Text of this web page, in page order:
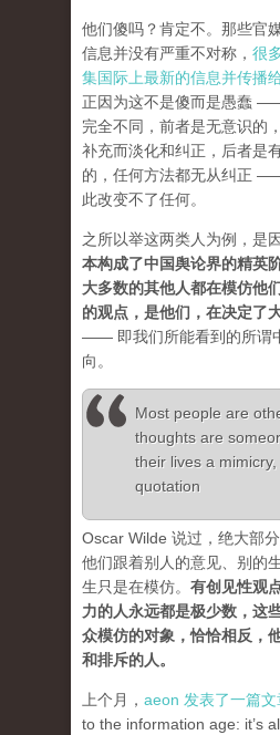
他们傻吗？肯定不。那些官
信息并没有严重不对称， 很
集国际上最新的信息并传播
正因为这不是傻而是愚蠢
完全不同，前者是无意识的
补充而淡化和纠正，后者是
的，任何方法都无从纠正
此改变不了任何。
之所以举这两类人为例，是
本构成了中国舆论界的精英
大多数的其他人都在模仿他
的观点，是他们，在决定了
—— 即我们所能看到的所谓
向。
Most people are
thoughts are
their lives a
quotation
Oscar Wilde 说过，绝大部
他们跟着别人的意见、别的
生只是在模仿。 有创见性观
力的人永远都是极少数，这
众模仿的对象，恰恰相反，
和排斥的人。
上个月， aeon 发表了一篇文
to the information age: it’s